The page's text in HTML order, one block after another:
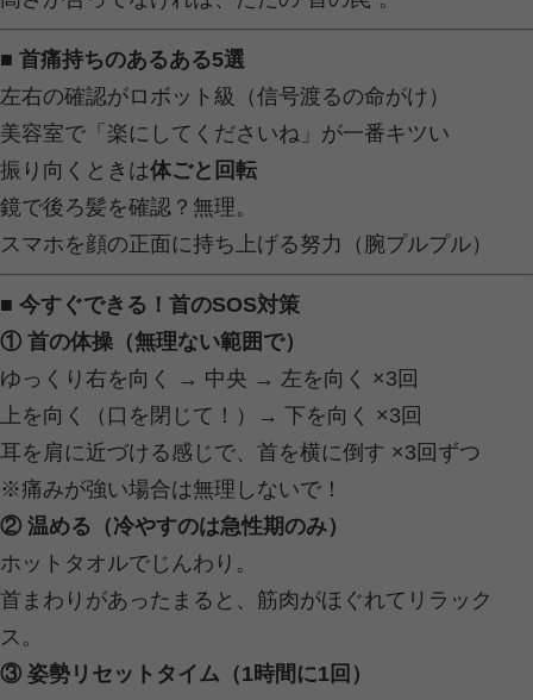
デスクワークしてると、つい前のめ
肩は内巻き、首は前にニョーン。
…そりゃ痛くもなるわ。
容疑者3：枕（通称：眠りの罠）